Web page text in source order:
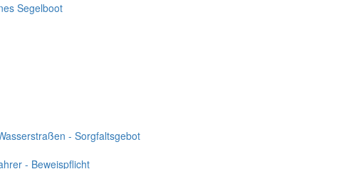
Segelboot
- Sorgfaltsgebot
- Beweispflicht